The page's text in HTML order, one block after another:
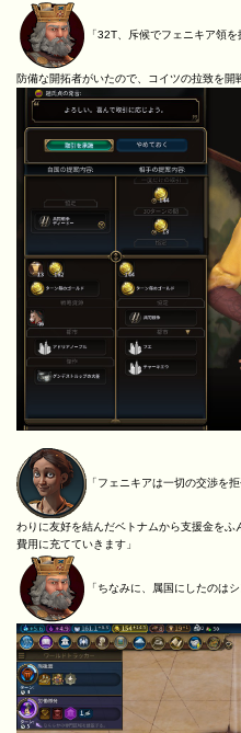
「32T、斥候でフェニキア領
防備な開拓者がいたので、コイツの拉致を開
「フェニキアは一切の交渉を
わりに友好を結んだベトナムから支援金を
費用に充てていきます」
「ちなみに、属国にしたのは